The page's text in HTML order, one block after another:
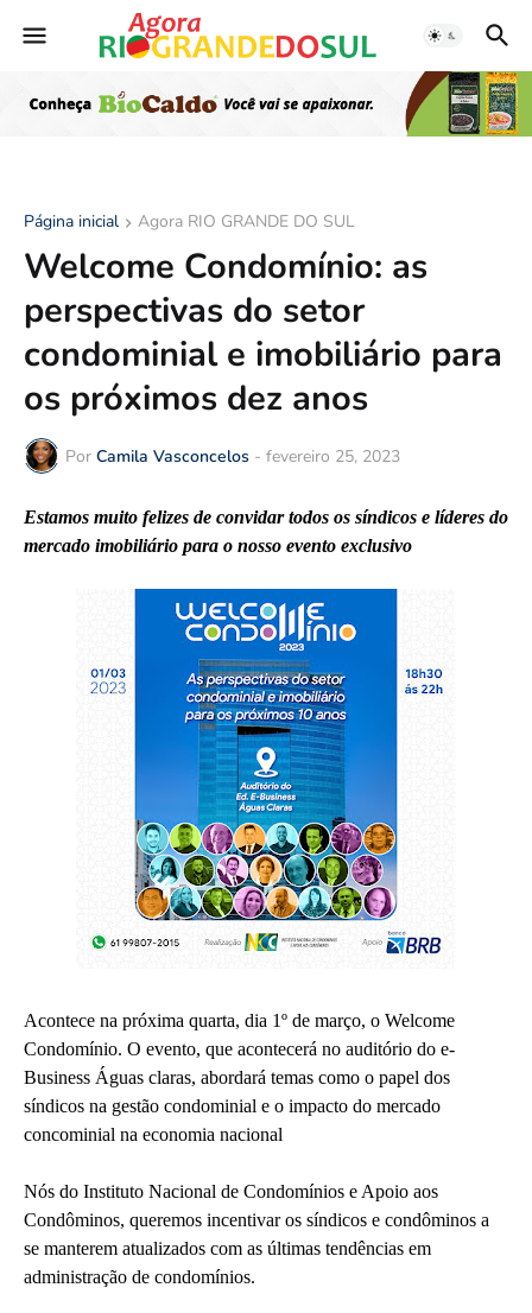
Página inicial Agora RIO GRANDE DO SUL
Welcome Condomínio: as
perspectivas do setor
condominial e imobiliário para
os próximos dez anos
Por Camila Vasconcelos - fevereiro 25, 2023
Estamos muito felizes de convidar todos os síndicos e líderes do
mercado imobiliário para o nosso evento exclusivo
Acontece na próxima quarta, dia 1º de março, o Welcome
Condomínio. O evento, que acontecerá no auditório do e-
Business Águas claras, abordará temas como o papel dos
síndicos na gestão condominial e o impacto do mercado
concominial na economia nacional
Nós do Instituto Nacional de Condomínios e Apoio aos
Condôminos, queremos incentivar os síndicos e condôminos a
se manterem atualizados com as últimas tendências em
administração de condomínios.